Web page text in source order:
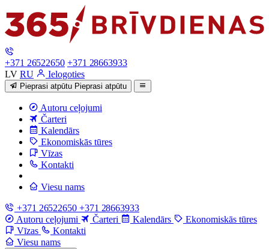
+371 26522650 +371 28663933
LV RU Ielogoties
Pieprasi atpūtu Pieprasi atpūtu
Autoru ceļojumi
Čarteri
Kalendārs
Ekonomiskās tūres
Vīzas
Kontakti
Viesu nams
+371 26522650 +371 28663933
Autoru ceļojumi
Čarteri Kalendārs
Ekonomiskās tūres
Vīzas
Kontakti
Viesu nams